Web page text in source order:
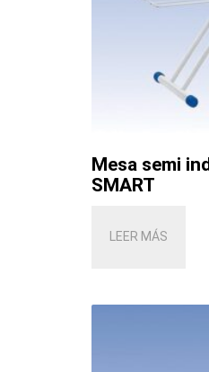
Mesa semi
SMART
LEER MÁS